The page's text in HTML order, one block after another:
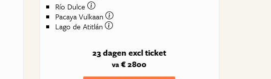
Río Dulce
Pacaya Vulkaan
Lago de Atitlán
23 dagen excl ticket
va € 2800